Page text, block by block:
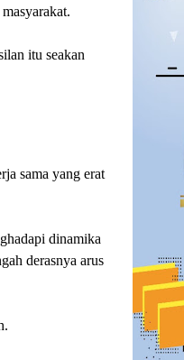
itu seakan
sama yang erat
dinamika
derasnya arus